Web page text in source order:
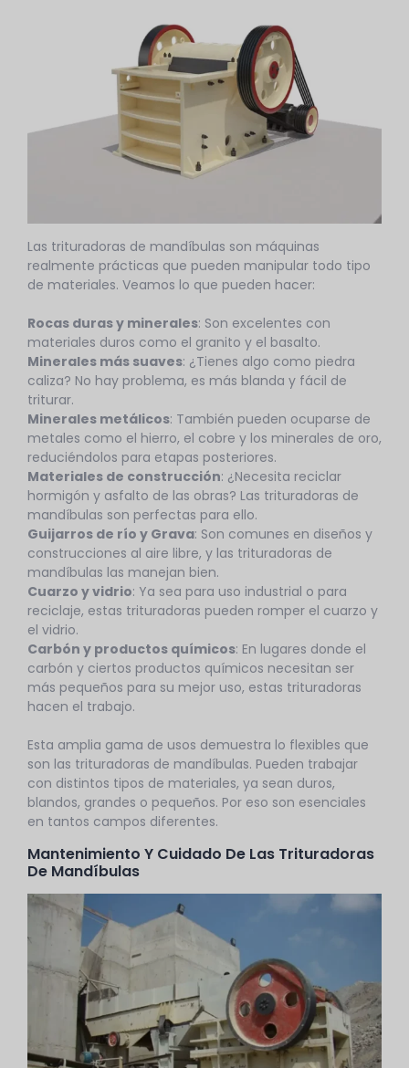
Las trituradoras de mandíbulas son máquinas
realmente prácticas que pueden manipular todo tipo
de materiales. Veamos lo que pueden hacer:
Rocas duras y minerales: Son excelentes con
materiales duros como el granito y el basalto.
Minerales más suaves: ¿Tienes algo como piedra
caliza? No hay problema, es más blanda y fácil de
triturar.
Minerales metálicos: También pueden ocuparse de
metales como el hierro, el cobre y los minerales de oro,
reduciéndolos para etapas posteriores.
Materiales de construcción: ¿Necesita reciclar
hormigón y asfalto de las obras? Las trituradoras de
mandíbulas son perfectas para ello.
Guijarros de río y Grava: Son comunes en diseños y
construcciones al aire libre, y las trituradoras de
mandíbulas las manejan bien.
Cuarzo y vidrio: Ya sea para uso industrial o para
reciclaje, estas trituradoras pueden romper el cuarzo y
el vidrio.
Carbón y productos químicos: En lugares donde el
carbón y ciertos productos químicos necesitan ser
más pequeños para su mejor uso, estas trituradoras
hacen el trabajo.
Esta amplia gama de usos demuestra lo flexibles que
son las trituradoras de mandíbulas. Pueden trabajar
con distintos tipos de materiales, ya sean duros,
blandos, grandes o pequeños. Por eso son esenciales
en tantos campos diferentes.
Mantenimiento Y Cuidado De Las Trituradoras
De Mandíbulas